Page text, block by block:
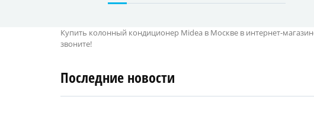
Купить колонный кондиционер Midea в Москве в интернет-
звоните!
Последние новости